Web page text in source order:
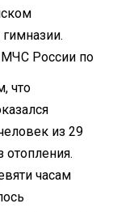
МЧС России по
что
из 29
отопления.
часам